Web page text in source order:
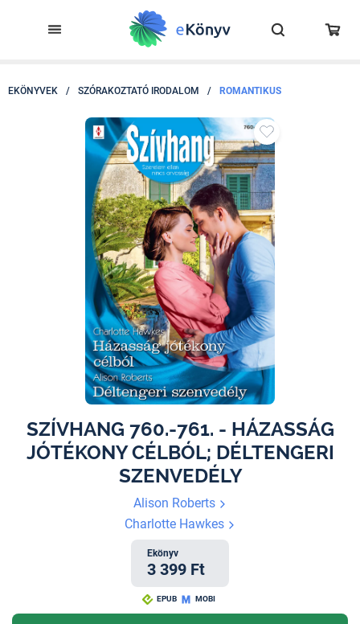
EKÖNYVEK / SZÓRAKOZTATÓ IRODALOM / ROMANTIKUS
SZÍVHANG 760.-761. - HÁZASSÁG
JÓTÉKONY CÉLBÓL; DÉLTENGERI
SZENVEDÉLY
Alison Roberts
Charlotte Hawkes
Ekönyv
3 399 Ft
EPUB MOBI